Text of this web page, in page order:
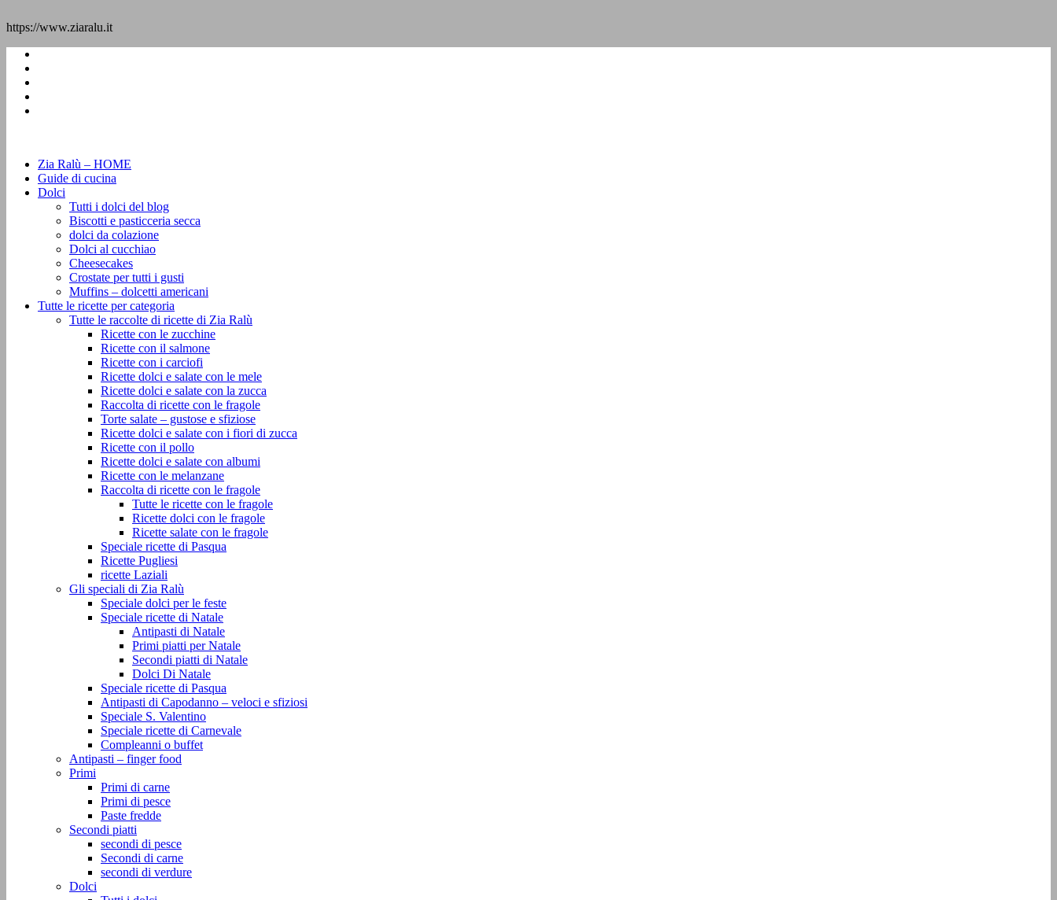
https://www.ziaralu.it
Zia Ralù – HOME
Guide di cucina
Dolci
Tutti i dolci del blog
Biscotti e pasticceria secca
dolci da colazione
Dolci al cucchiao
Cheesecakes
Crostate per tutti i gusti
Muffins – dolcetti americani
Tutte le ricette per categoria
Tutte le raccolte di ricette di Zia Ralù
Ricette con le zucchine
Ricette con il salmone
Ricette con i carciofi
Ricette dolci e salate con le mele
Ricette dolci e salate con la zucca
Raccolta di ricette con le fragole
Torte salate – gustose e sfiziose
Ricette dolci e salate con i fiori di zucca
Ricette con il pollo
Ricette dolci e salate con albumi
Ricette con le melanzane
Raccolta di ricette con le fragole
Tutte le ricette con le fragole
Ricette dolci con le fragole
Ricette salate con le fragole
Speciale ricette di Pasqua
Ricette Pugliesi
ricette Laziali
Gli speciali di Zia Ralù
Speciale dolci per le feste
Speciale ricette di Natale
Antipasti di Natale
Primi piatti per Natale
Secondi piatti di Natale
Dolci Di Natale
Speciale ricette di Pasqua
Antipasti di Capodanno – veloci e sfiziosi
Speciale S. Valentino
Speciale ricette di Carnevale
Compleanni o buffet
Antipasti – finger food
Primi
Primi di carne
Primi di pesce
Paste fredde
Secondi piatti
secondi di pesce
Secondi di carne
secondi di verdure
Dolci